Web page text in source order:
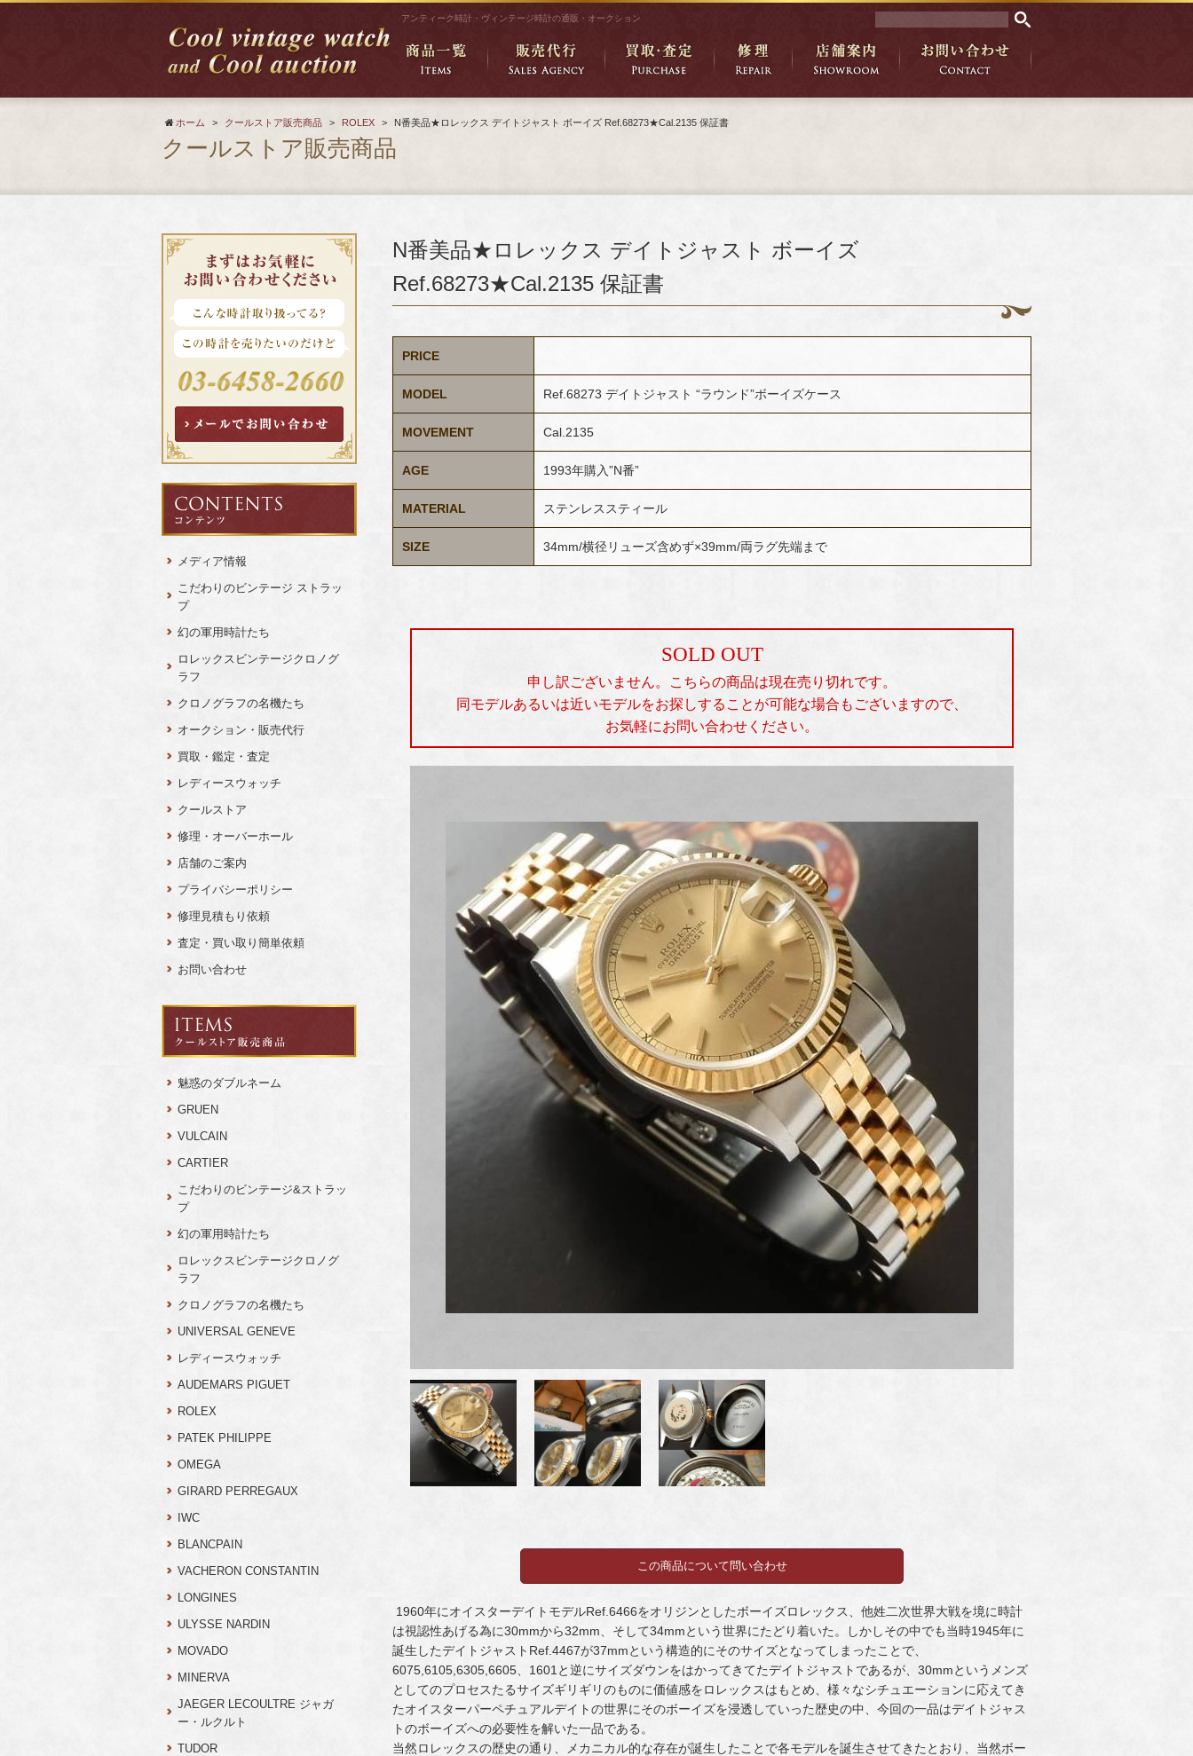
アンティーク時計・ヴィンテージ時計の通販・オークション
ホーム > クールストア販売商品 > ROLEX > N番美品★ロレックス デイトジャスト ボーイズ Ref.68273★Cal.2135 保証書
クールストア販売商品
N番美品★ロレックス デイトジャスト ボーイズ
Ref.68273★Cal.2135 保証書
PRICE
MODEL Ref.68273 デイトジャスト “ラウンド”ボーイズケース
MOVEMENT Cal.2135
AGE 1993年購入”N番”
MATERIAL ステンレススティール
SIZE 34mm/横径リューズ含めず×39mm/両ラグ先端まで
SOLD OUT
申し訳ございません。こちらの商品は現在売り切れです。
同モデルあるいは近いモデルをお探しすることが可能な場合もございますので、
お気軽にお問い合わせください。
1960年にオイスターデイトモデルRef.6466をオリジンとしたボーイズロレックス、他姓二次世界大戦を境に時計
は視認性あげる為に30mmから32mm、そして34mmという世界にたどり着いた。しかしその中でも当時1945年に
誕生したデイトジャストRef.4467が37mmという構造的にそのサイズとなってしまったことで、
6075,6105,6305,6605、1601と逆にサイズダウンをはかってきてたデイトジャストであるが、30mmというメンズ
としてのプロセスたるサイズギリギリのものに価値感をロレックスはもとめ、様々なシチュエーションに応えてき
たオイスターパーペチュアルデイトの世界にそのボーイズを浸透していった歴史の中、今回の一品はデイトジャス
トのボーイズへの必要性を解いた一品である。
当然ロレックスの歴史の通り、メカニカル的な存在が誕生したことで各モデルを誕生させてきたとおり、当然ボー
メディア情報
こだわりのビンテージ ストラッ
プ
幻の軍用時計たち
ロレックスビンテージクロノグ
ラフ
クロノグラフの名機たち
オークション・販売代行
買取・鑑定・査定
レディースウォッチ
クールストア
修理・オーバーホール
店舗のご案内
プライバシーポリシー
修理見積もり依頼
査定・買い取り簡単依頼
お問い合わせ
魅惑のダブルネーム
GRUEN
VULCAIN
CARTIER
こだわりのビンテージ&ストラッ
プ
幻の軍用時計たち
ロレックスビンテージクロノグ
ラフ
クロノグラフの名機たち
UNIVERSAL GENEVE
レディースウォッチ
AUDEMARS PIGUET
ROLEX
PATEK PHILIPPE
OMEGA
GIRARD PERREGAUX
IWC
BLANCPAIN
VACHERON CONSTANTIN
LONGINES
ULYSSE NARDIN
MOVADO
MINERVA
JAEGER LECOULTRE ジャガ
ー・ルクルト
TUDOR